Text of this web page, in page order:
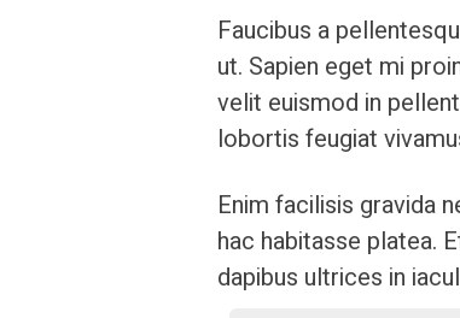
Faucibus a
ut. Sapien eget mi
velit euismod in
lobortis feugiat
Enim facilisis gravida
hac habitasse platea.
dapibus ultrices in